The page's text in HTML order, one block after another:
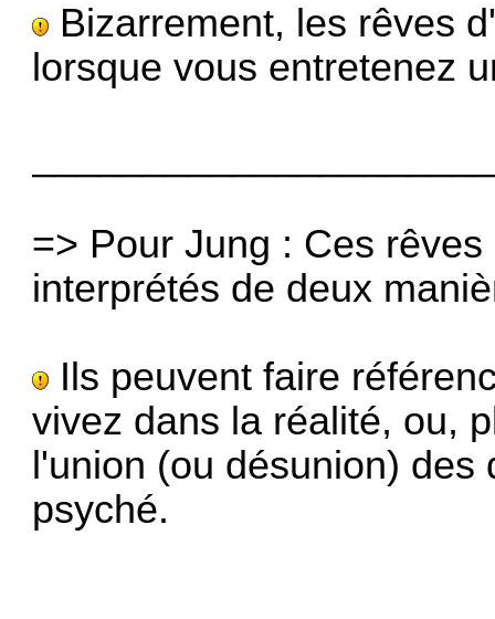
Bizarrement, les rêves
lorsque vous entretenez
=> Pour Jung : Ces
interprétés de deux
Ils peuvent faire
vivez dans la réalité, ou,
l'union (ou désunion)
psyché.